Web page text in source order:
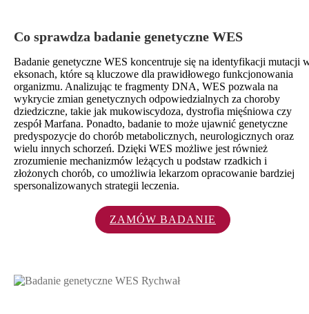
Co sprawdza badanie genetyczne WES
Badanie genetyczne WES koncentruje się na identyfikacji mutacji
eksonach, które są kluczowe dla prawidłowego funkcjonowania
organizmu. Analizując te fragmenty DNA, WES pozwala na
wykrycie zmian genetycznych odpowiedzialnych za choroby
dziedziczne, takie jak mukowiscydoza, dystrofia mięśniowa czy
zespół Marfana. Ponadto, badanie to może ujawnić genetyczne
predyspozycje do chorób metabolicznych, neurologicznych oraz
wielu innych schorzeń. Dzięki WES możliwe jest również
zrozumienie mechanizmów leżących u podstaw rzadkich i
złożonych chorób, co umożliwia lekarzom opracowanie bardziej
spersonalizowanych strategii leczenia.
ZAMÓW BADANIE